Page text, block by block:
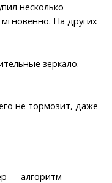
несколько
На других
зеркало.
не тормозит, даже
— алгоритм